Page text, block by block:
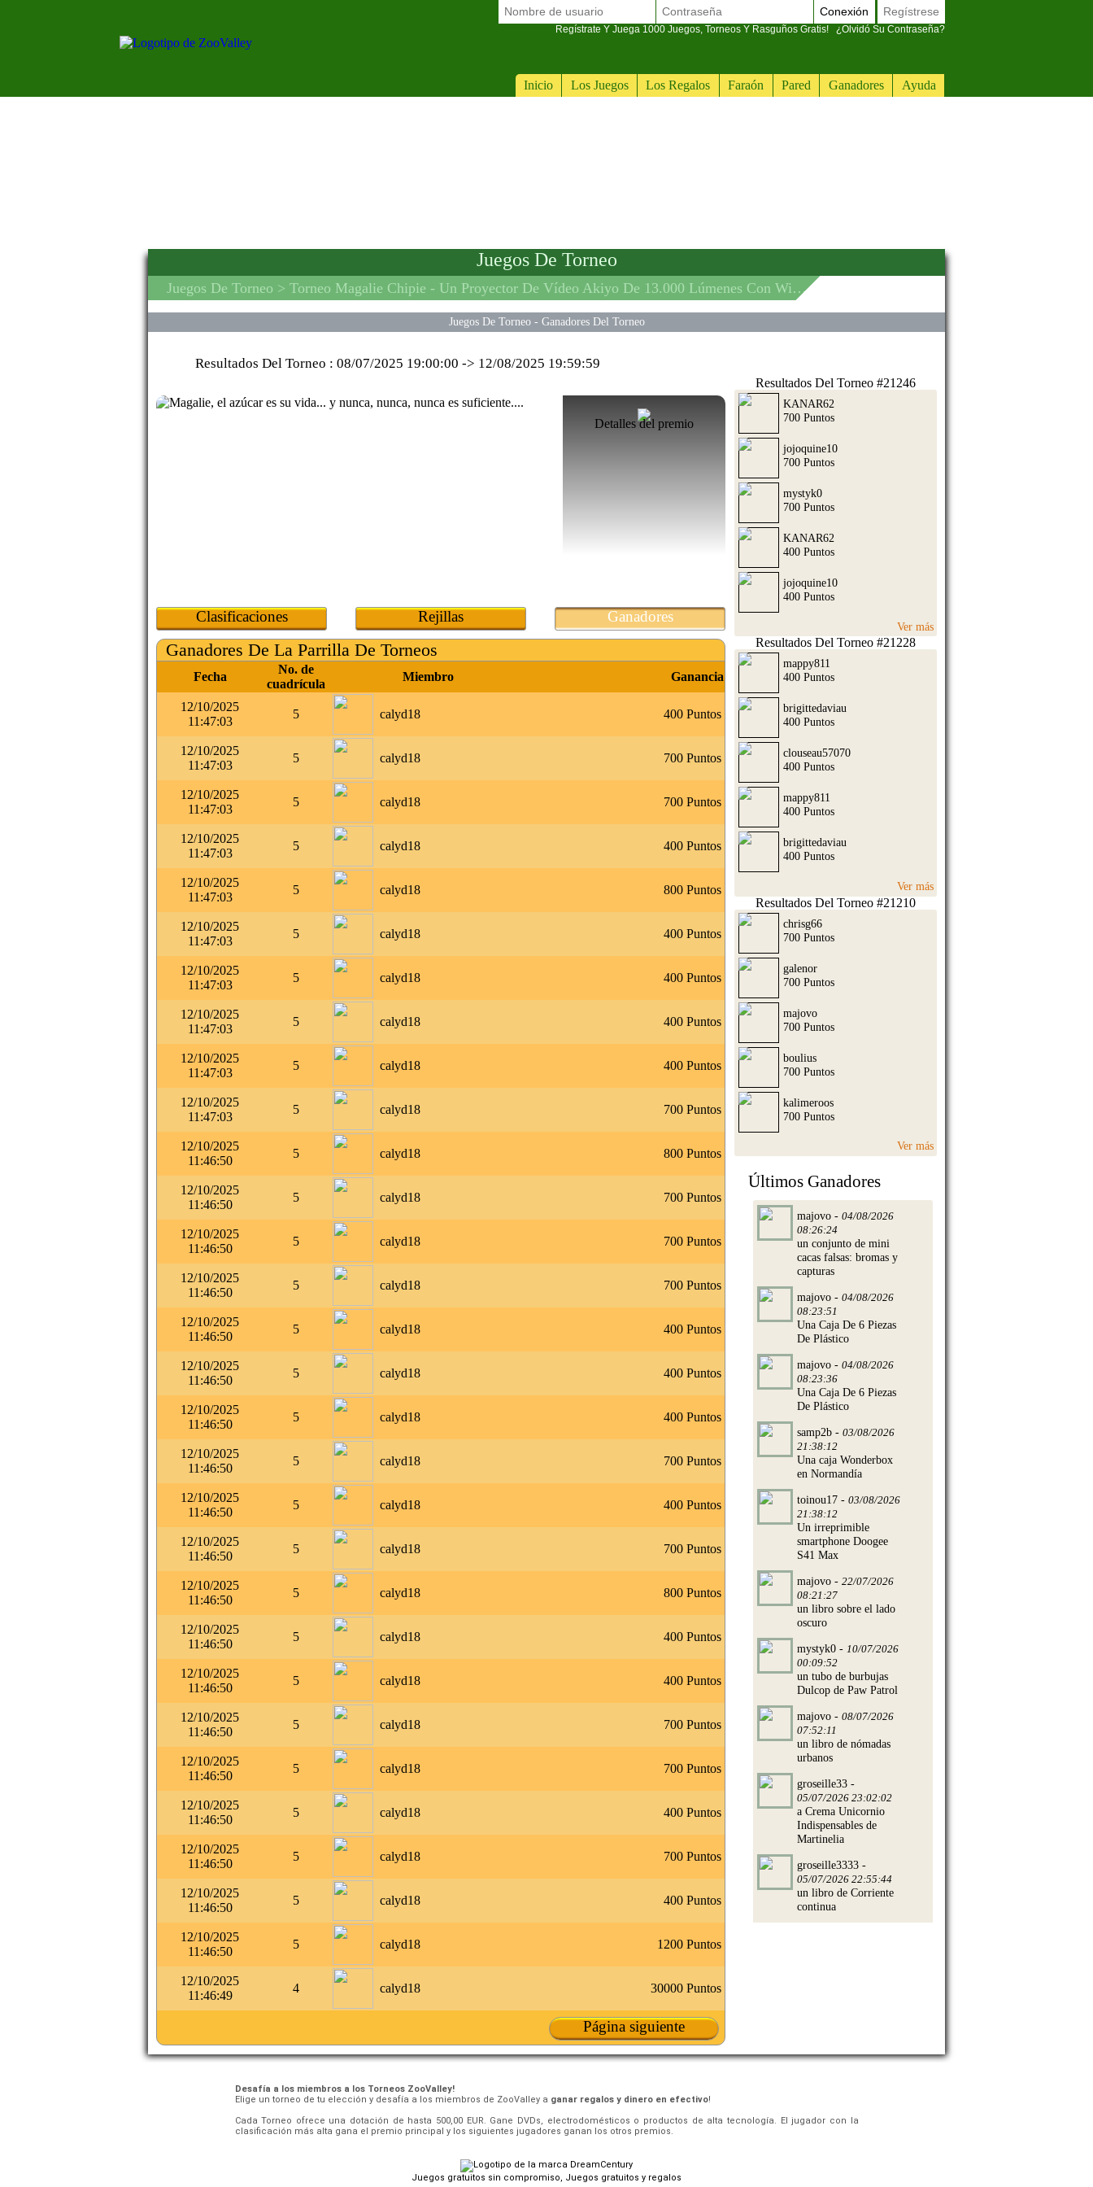
Inicio Los Juegos Los Regalos Faraón Pared Ganadores Ayuda
Conexión Regístrese
Regístrate Y Juega 1000 Juegos, Torneos Y Rasguños Gratis! ¿Olvidó Su Contraseña?
Juegos De Torneo
Juegos De Torneo > Torneo Magalie Chipie - Un Proyector De Vídeo Akiyo De 13.000 Lúmenes Con Wifi 5G Y Bluetooth
Juegos De Torneo- Ganadores Del Torneo
Resultados Del Torneo :08/07/2025 19:00:00 -> 12/08/2025 19:59:59
Detalles del premio
Clasificaciones Rejillas Ganadores
Ganadores De La Parrilla De Torneos
Fecha
No. de
cuadrícula
Miembro Ganancia
12/10/2025
11:47:03
5 calyd18 400 Puntos
12/10/2025
11:47:03
5 calyd18 700 Puntos
12/10/2025
11:47:03
5 calyd18 700 Puntos
12/10/2025
11:47:03
5 calyd18 400 Puntos
12/10/2025
11:47:03
5 calyd18 800 Puntos
12/10/2025
11:47:03
5 calyd18 400 Puntos
12/10/2025
11:47:03
5 calyd18 400 Puntos
12/10/2025
11:47:03
5 calyd18 400 Puntos
12/10/2025
11:47:03
5 calyd18 400 Puntos
12/10/2025
11:47:03
5 calyd18 700 Puntos
12/10/2025
11:46:50
5 calyd18 800 Puntos
12/10/2025
11:46:50
5 calyd18 700 Puntos
12/10/2025
11:46:50
5 calyd18 700 Puntos
12/10/2025
11:46:50
5 calyd18 700 Puntos
12/10/2025
11:46:50
5 calyd18 400 Puntos
12/10/2025
11:46:50
5 calyd18 400 Puntos
12/10/2025
11:46:50
5 calyd18 400 Puntos
12/10/2025
11:46:50
5 calyd18 700 Puntos
12/10/2025
11:46:50
5 calyd18 400 Puntos
12/10/2025
11:46:50
5 calyd18 700 Puntos
12/10/2025
11:46:50
5 calyd18 800 Puntos
12/10/2025
11:46:50
5 calyd18 400 Puntos
12/10/2025
11:46:50
5 calyd18 400 Puntos
12/10/2025
11:46:50
5 calyd18 700 Puntos
12/10/2025
11:46:50
5 calyd18 700 Puntos
12/10/2025
11:46:50
5 calyd18 400 Puntos
12/10/2025
11:46:50
5 calyd18 700 Puntos
12/10/2025
11:46:50
5 calyd18 400 Puntos
12/10/2025
11:46:50
5 calyd18 1200 Puntos
12/10/2025
11:46:49
4 calyd18 30000 Puntos
Página siguiente
Resultados Del Torneo #21246
KANAR62
700 Puntos
jojoquine10
700 Puntos
mystyk0
700 Puntos
KANAR62
400 Puntos
jojoquine10
400 Puntos
Ver más
Resultados Del Torneo #21228
mappy811
400 Puntos
brigittedaviau
400 Puntos
clouseau57070
400 Puntos
mappy811
400 Puntos
brigittedaviau
400 Puntos
Ver más
Resultados Del Torneo #21210
chrisg66
700 Puntos
galenor
700 Puntos
majovo
700 Puntos
boulius
700 Puntos
kalimeroos
700 Puntos
Ver más
Últimos Ganadores
majovo - 04/08/2026
08:26:24
un conjunto de mini
cacas falsas: bromas y
capturas
majovo - 04/08/2026
08:23:51
Una Caja De 6 Piezas
De Plástico
majovo - 04/08/2026
08:23:36
Una Caja De 6 Piezas
De Plástico
samp2b - 03/08/2026
21:38:12
Una caja Wonderbox
en Normandía
toinou17 - 03/08/2026
21:38:12
Un irreprimible
smartphone Doogee
S41 Max
majovo - 22/07/2026
08:21:27
un libro sobre el lado
oscuro
mystyk0 - 10/07/2026
00:09:52
un tubo de burbujas
Dulcop de Paw Patrol
majovo - 08/07/2026
07:52:11
un libro de nómadas
urbanos
groseille33 -
05/07/2026 23:02:02
a Crema Unicornio
Indispensables de
Martinelia
groseille3333 -
05/07/2026 22:55:44
un libro de Corriente
continua
Desafía a los miembros a los Torneos ZooValley!
Elige un torneo de tu elección y desafía a los miembros de ZooValley a ganar regalos y dinero en efectivo!
Cada Torneo ofrece una dotación de hasta 500,00 EUR. Gane DVDs, electrodomésticos o productos de alta tecnología. El jugador con la
clasificación más alta gana el premio principal y los siguientes jugadores ganan los otros premios.
Juegos gratuitos sin compromiso, Juegos gratuitos y regalos